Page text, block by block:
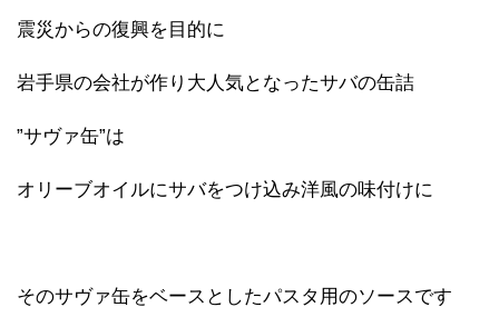
震災からの復興を目的に
岩手県の会社が作り大人気となったサバの缶詰
”サヴァ缶”は
オリーブオイルにサバをつけ込み洋風の味付けに
そのサヴァ缶をベースとしたパスタ用のソースです